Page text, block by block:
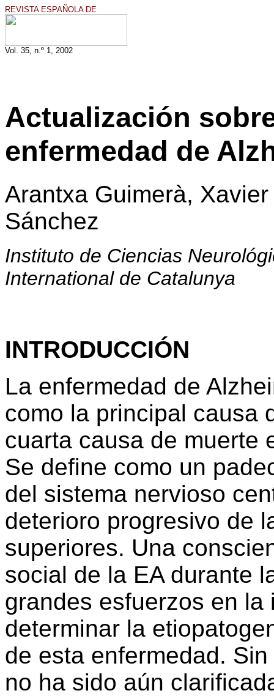
REVISTA ESPAÑOLA DE
Vol. 35, n.º 1, 2002
Actualización
enfermedad de
Arantxa Guimerà,
Sánchez
Instituto de Ciencias
International de Catalunya
INTRODUCCIÓN
La enfermedad de
como la principal causa
cuarta causa de muerte
Se define como un
del sistema nervioso
deterioro progresivo de
superiores. Una
social de la EA durante
grandes esfuerzos en
determinar la
de esta enfermedad.
no ha sido aún